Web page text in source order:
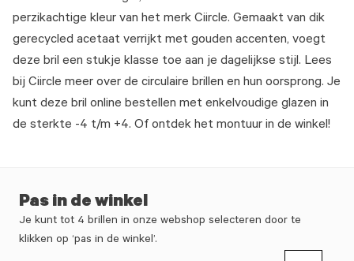
perzikachtige kleur van het merk Ciircle. Gemaakt van dik
gerecycled acetaat verrijkt met gouden accenten, voegt
deze bril een stukje klasse toe aan je dagelijkse stijl. Lees
bij Ciircle meer over de circulaire brillen en hun oorsprong. Je
kunt deze bril online bestellen met enkelvoudige glazen in
de sterkte -4 t/m +4. Of ontdek het montuur in de winkel!
Pas in de winkel
Je kunt tot 4 brillen in onze webshop selecteren door te
klikken op ‘pas in de winkel’.